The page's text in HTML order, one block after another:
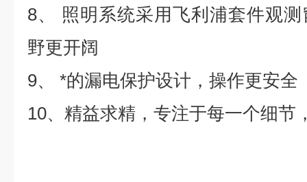
8、 照明系统采用飞利浦套件观
野更开阔
9、 *的漏电保护设计，操作更安全
10、精益求精，专注于每一个细节